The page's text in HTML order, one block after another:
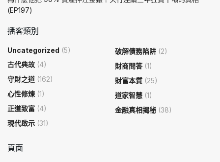
(EP197)
播客類別
Uncategorized (5)
古代典故 (4)
守財之道 (162)
心性修煉 (1)
正道致富 (4)
現代啟示 (31)
破解債務陷阱 (2)
財商問答(1)
財富本質 (25)
道家智慧 (1)
金融真相揭秘 (38)
頁面